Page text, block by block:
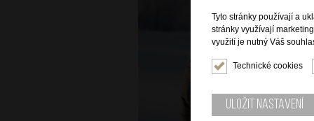
Tyto stránky používají a
stránky využívají
využití je nutný Váš
Technické cookies
Uložit nastavení